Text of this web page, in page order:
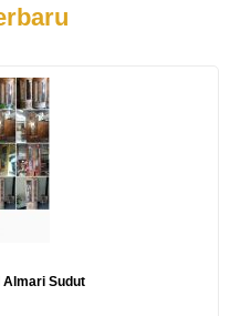
Almari Sudut